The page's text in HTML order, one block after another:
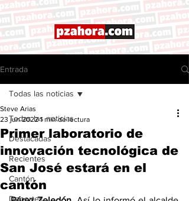
Entrada
Todas las noticias
Destacadas
Recientes
Cantón
Deportes
Todas las noticias
Primer laboratorio de
innovación tecnológica de
San José estará en el
cantón
Steve Arias
23 jun 2022 1 min de lectura